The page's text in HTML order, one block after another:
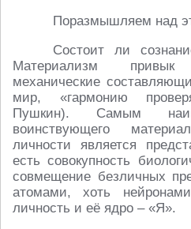
Поразмышляем над
Состоит ли
Материализм
механические
мир, «гармонию
Пушкин). Самым
воинствующего
личности является
есть совокупность
совмещение безличных
атомами, хоть
личность и её ядро – «Я».